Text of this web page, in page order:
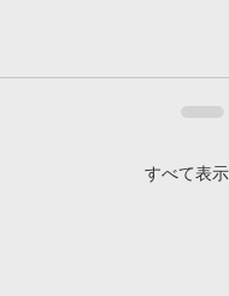
すべて表示